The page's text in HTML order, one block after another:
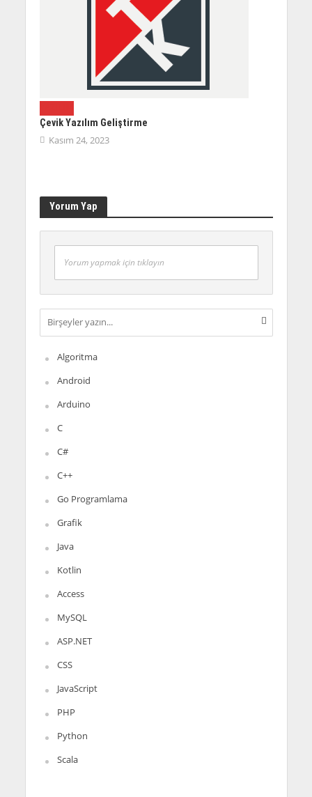
Çevik Yazılım Geliştirme
Kasım 24, 2023
Yorum Yap
Yorum yapmak için tıklayın
Algoritma
Android
Arduino
C
C#
C++
Go Programlama
Grafik
Java
Kotlin
Access
MySQL
ASP.NET
CSS
JavaScript
PHP
Python
Scala